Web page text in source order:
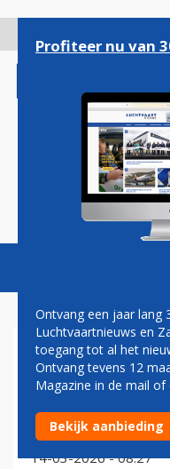
gaan
Magazine
BRIDGES
Maltees Bridges Air
Freighter wereldwijde
14-03-2026 - 08:27
Profiteer nu van
Ontvang een jaar lang
Luchtvaartnieuws en
toegang tot al het
Ontvang tevens 12
Magazine in de mail of
Bekijk aanbieding